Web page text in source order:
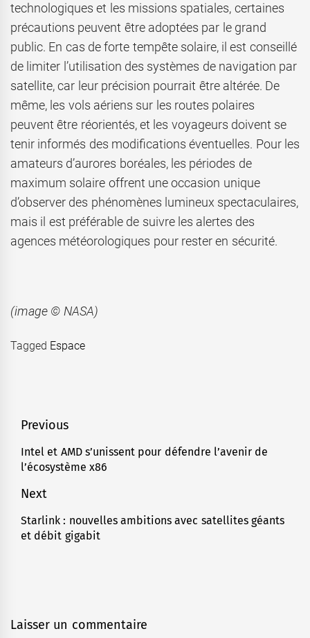
technologiques et les missions spatiales, certaines
précautions peuvent être adoptées par le grand
public. En cas de forte tempête solaire, il est conseillé
de limiter l’utilisation des systèmes de navigation par
satellite, car leur précision pourrait être altérée. De
même, les vols aériens sur les routes polaires
peuvent être réorientés, et les voyageurs doivent se
tenir informés des modifications éventuelles. Pour les
amateurs d’aurores boréales, les périodes de
maximum solaire offrent une occasion unique
d’observer des phénomènes lumineux spectaculaires,
mais il est préférable de suivre les alertes des
agences météorologiques pour rester en sécurité.
(image © NASA)
Tagged Espace
Navigation
de
l’article
Previous
Previous
post:
Intel et AMD s’unissent pour défendre l’avenir de
l’écosystème x86
Next
Next
post:
Starlink : nouvelles ambitions avec satellites géants
et débit gigabit
Laisser un commentaire